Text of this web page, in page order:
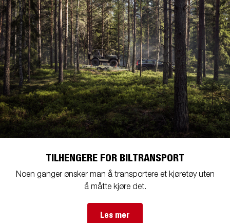
TILHENGERE FOR BILTRANSPORT
Noen ganger ønsker man å transportere et kjøretøy uten
å måtte kjøre det.
Les mer